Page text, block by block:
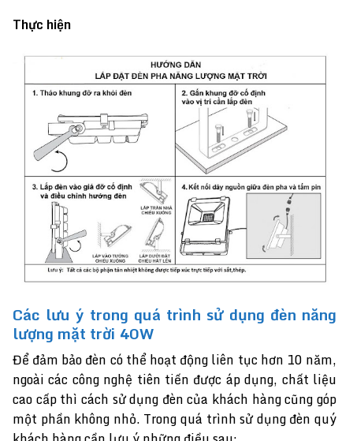
Thực hiện
Các lưu ý trong quá trình sử dụng đèn năng
lượng mặt trời 40W
Để đảm bảo đèn có thể hoạt động liên tục hơn 10 năm,
ngoài các công nghệ tiên tiến được áp dụng, chất liệu
cao cấp thì cách sử dụng đèn của khách hàng cũng góp
một phần không nhỏ. Trong quá trình sử dụng đèn quý